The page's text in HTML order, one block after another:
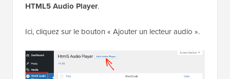
HTML5 Audio Player.
Ici, cliquez sur le bouton « Ajouter un lecteur audio ».